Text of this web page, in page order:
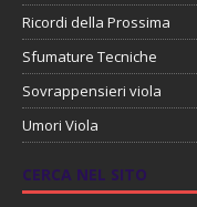
Ricordi della Prossima
Sfumature Tecniche
Sovrappensieri viola
Umori Viola
CERCA NEL SITO